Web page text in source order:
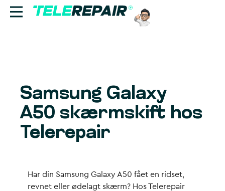
Find butik
Erhverv
Samsung Galaxy
A50 skærmskift hos
Telerepair
Har din Samsung Galaxy A50 fået en ridset,
revnet eller ødelagt skærm? Hos Telerepair